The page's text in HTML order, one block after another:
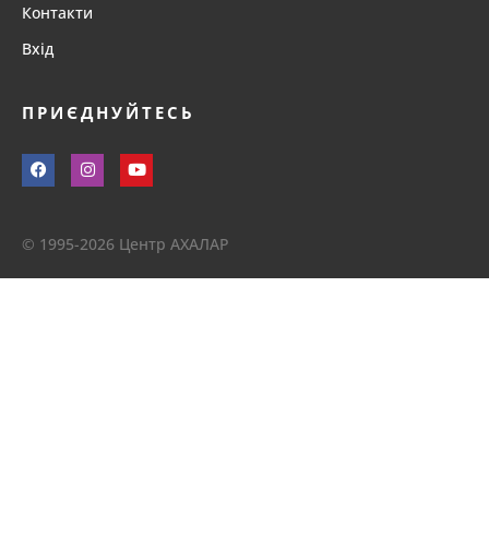
Контакти
Вхід
ПРИЄДНУЙТЕСЬ
© 1995-2026 Центр АХАЛАР